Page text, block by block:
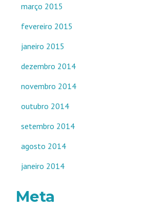
março 2015
fevereiro 2015
janeiro 2015
dezembro 2014
novembro 2014
outubro 2014
setembro 2014
agosto 2014
janeiro 2014
Meta